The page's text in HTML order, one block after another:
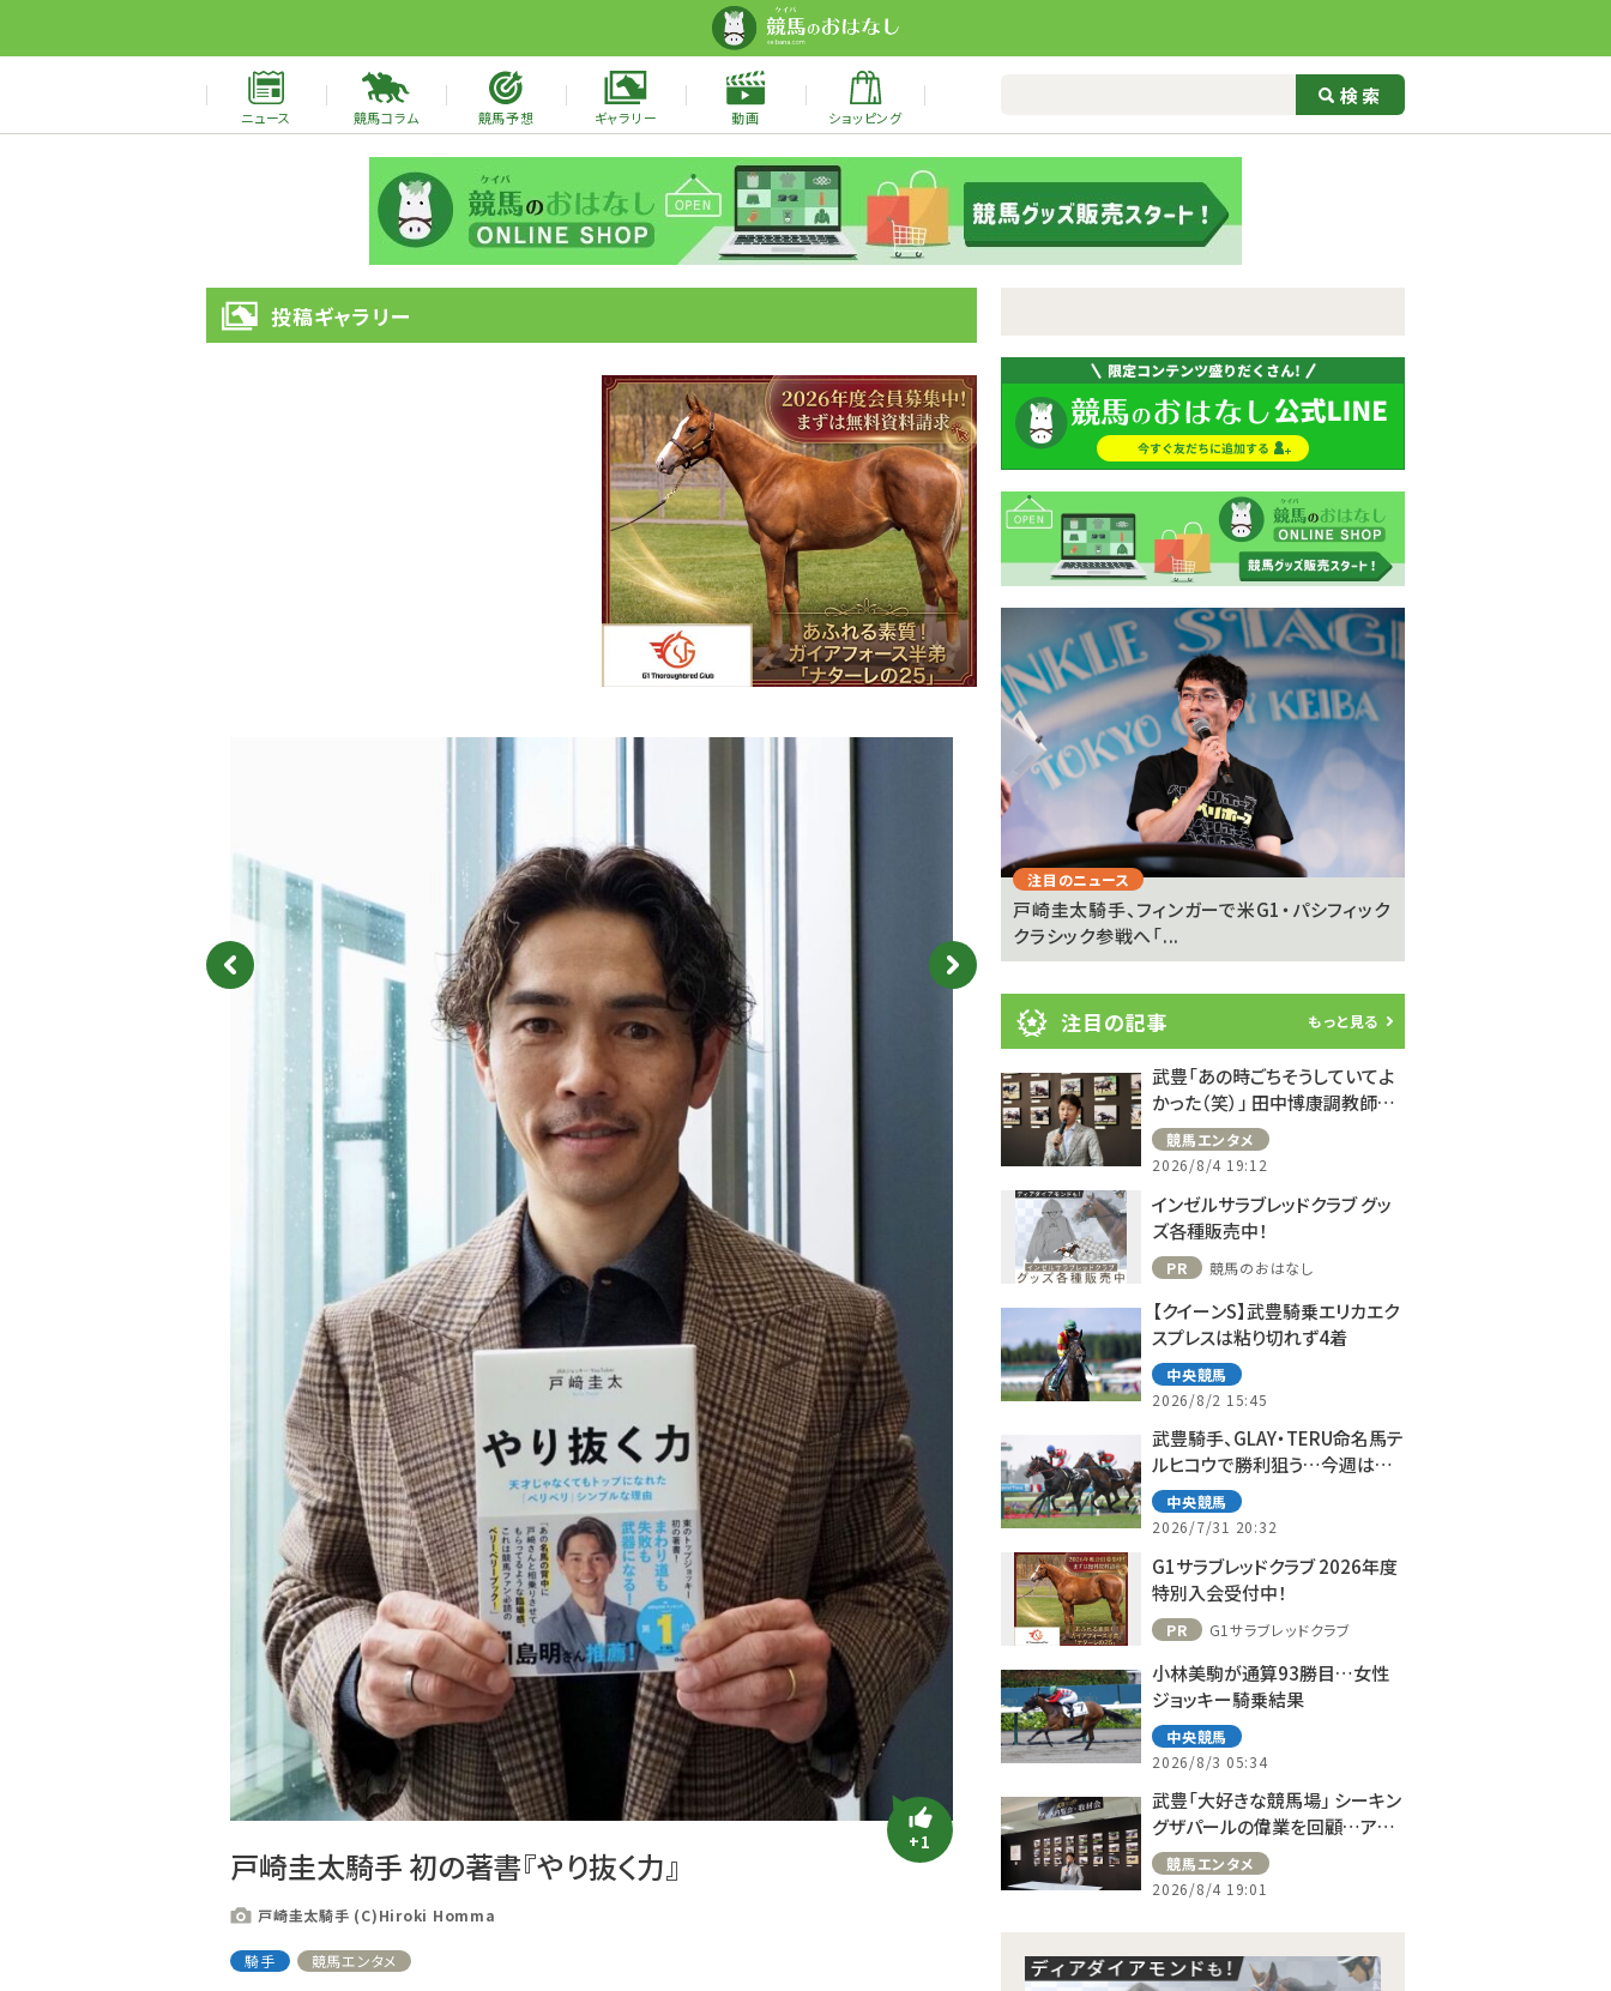
ニュース 競馬コラム 競馬予想 ギャラリー 動画 ショッピング
投稿ギャラリー
+1
戸崎圭太騎手 初の著書『やり抜く力』
戸崎圭太騎手 (C)Hiroki Homma
騎手 競馬エンタメ
戸崎圭太騎手 初の著書『やり抜く力』
戸崎圭太騎手 (C)Hiroki Homma
競馬エンタメ
やり抜く力 戸崎圭太
目
ニ
ュ
ー
ス
注目のニュース
【キングジョージ】ルメール「坂の上で休憩が必
要でした」マスカレー...
注目のニュース
【キングジョージ】マーフィー「反応がなかった」
ヴェルテンベルクは...
注目のニュース
戸崎圭太騎手、フィンガーで米G1・パシフィック
クラシック参戦へ「...
注目の記事 もっと見る
武豊「あの時ごちそうしていてよ
かった（笑）」 田中博康調教師と
のフランスでの思い出を語る
競馬エンタメ
2026/8/4 19:12
インゼルサラブレッドクラブ グッ
ズ各種販売中！
PR 競馬のおはなし
【クイーンS】武豊騎乗エリカエク
スプレスは粘り切れず4着
中央競馬
2026/8/2 15:45
武豊騎手、GLAY・TERU命名馬テ
ルヒコウで勝利狙う…今週は札
幌で10鞍
中央競馬
2026/7/31 20:32
G1サラブレッドクラブ 2026年度
特別入会受付中！
PR G1サラブレッドクラブ
小林美駒が通算93勝目…女性
ジョッキー騎乗結果
中央競馬
2026/8/3 05:34
武豊「大好きな競馬場」 シーキン
グザパールの偉業を回顧…アス
コット、ドーヴィルへの思い語る
競馬エンタメ
2026/8/4 19:01